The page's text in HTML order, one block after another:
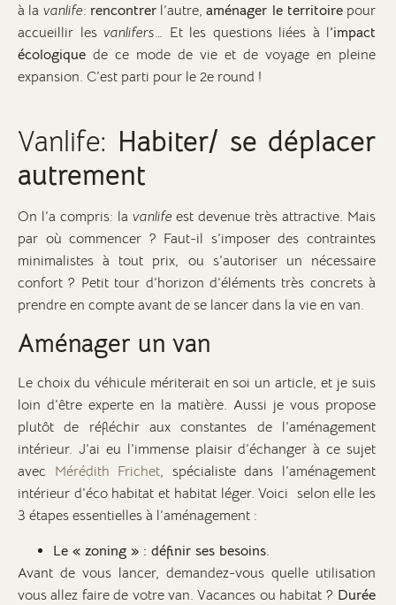
à la vanlife: rencontrerl’autre,aménager le territoirepour
accueillir lesvanlifers… Et les questions liées à l’impact
écologique de ce mode de vie et de voyage en pleine
expansion. C’est parti pour le 2e round !
Vanlife: Habiter/ se déplacer
autrement
On l’a compris: la vanlifeest devenue très attractive. Mais
par où commencer ? Faut-il s’imposer des contraintes
minimalistes à tout prix, ou s’autoriser un nécessaire
confort ? Petit tour d’horizon d’éléments très concrets à
prendre en compte avant de se lancer dans la vie en van.
Aménager un van
Le choix du véhicule mériterait en soi un article, et je suis
loin d’être experte en la matière. Aussi je vous propose
plutôt de réfléchir aux constantes de l’aménagement
intérieur. J’ai eu l’immense plaisir d’échanger à ce sujet
avec Mérédith Frichet, spécialiste dans l’aménagement
intérieur d’éco habitat et habitat léger. Voici selon elle les
3 étapes essentielles à l’aménagement :
Le « zoning » : définir ses besoins.
Avant de vous lancer, demandez-vous quelle utilisation
vous allez faire de votre van. Vacances ou habitat ? Durée